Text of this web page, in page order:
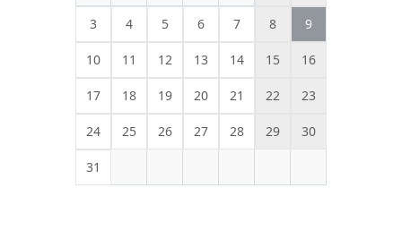
3 4 5 6 7 8 9
10 11 12 13 14 15 16
17 18 19 20 21 22 23
24 25 26 27 28 29 30
31